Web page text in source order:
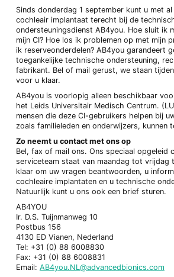
Sinds donderdag 1 september kunt u met
cochleair implantaat terecht bij de
ondersteuningsdienst AB4you. Hoe sluit ik
mijn CI? Hoe los ik problemen op met mijn
ik reserveonderdelen? AB4you garandeert
toegankelijke technische ondersteuning,
fabrikant. Bel of mail gerust, we staan
voor u klaar.
AB4you is voorlopig alleen beschikbaar
het Leids Universitair Medisch Centrum.
mensen die deze CI-gebruikers helpen bij
zoals familieleden en onderwijzers, kunnen
Zo neemt u contact met ons op
Bel, fax of mail ons. Ons speciaal opgeleid
serviceteam staat van maandag tot vrijdag
klaar om uw vragen beantwoorden, u
cochleaire implantaten en u technische
Natuurlijk kunt u ons ook een brief sturen.
AB4YOU
Ir. D.S. Tuijnmanweg 10
Postbus 156
4130 ED Vianen, Nederland
Tel: +31 (0) 88 6008830
Fax: +31 (0) 88 6008831
Email: AB4you.NL@advancedbionics.com